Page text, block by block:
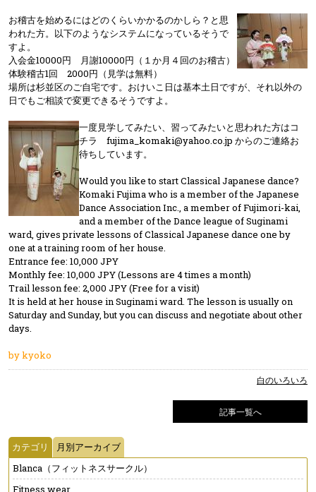
お稽古を始めるにはどのくらいかかるのかしら？と思
われた方。以下のようなシステムになっているそうで
すよ。
入会金10000円 月謝10000円（１か月４回のお稽古）
体験稽古1回 2000円（見学は無料）
場所は杉並区のご自宅です。おけいこ日は基本土日ですが、それ以外の
日でもご相談で変更できるそうですよ。
一度見学してみたい、習ってみたいと思われた方はコ
チラ fujima_komaki@yahoo.co.jp からのご連絡お
待ちしています。
Would you like to start Classical Japanese dance?
Komaki Fujima who is a member of the Japanese
Dance Association Inc., a member of Fujimori-kai,
and a member of the Dance league of Suginami
ward, gives private lessons of Classical Japanese dance one by
one at a training room of her house.
Entrance fee: 10,000 JPY
Monthly fee: 10,000 JPY (Lessons are 4 times a month)
Trail lesson fee: 2,000 JPY (Free for a visit)
It is held at her house in Suginami ward. The lesson is usually on
Saturday and Sunday, but you can discuss and negotiate about other
days.
by kyoko
白のいろいろ
記事一覧へ
カテゴリ
月別アーカイブ
Blanca（フィットネスサークル）
Fitness wear